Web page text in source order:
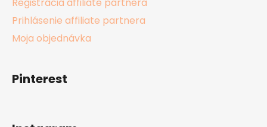
Registrácia affiliate partnera
Prihlásenie affiliate partnera
Moja objednávka
Pinterest